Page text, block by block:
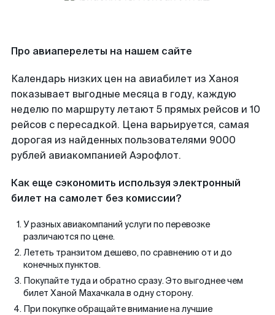
Про авиаперелеты на нашем сайте
Календарь низких цен на авиабилет из Ханоя
показывает выгодные месяца в году, каждую
неделю по маршруту летают 5 прямых рейсов и 10
рейсов с пересадкой. Цена варьируется, самая
дорогая из найденных пользователями 9000
рублей авиакомпанией Аэрофлот.
Как еще сэкономить используя электронный
билет на самолет без комиссии?
У разных авиакомпаний услуги по перевозке
различаются по цене.
Лететь транзитом дешево, по сравнению от и до
конечных пунктов.
Покупайте туда и обратно сразу. Это выгоднее чем
билет Ханой Махачкала в одну сторону.
При покупке обращайте внимание на лучшие